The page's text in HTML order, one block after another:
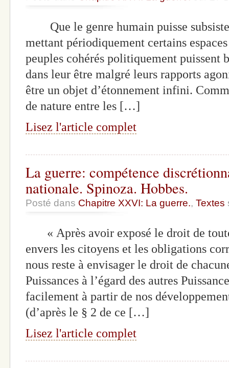
Que le genre humain puisse
mettant périodiquement certains
peuples cohérés politiquement puissent
dans leur être malgré leurs rapports
être un objet d’étonnement infini.
de nature entre les […]
Lisez l'article complet
La guerre: compétence
nationale. Spinoza. Hobbes.
Posté dans Chapitre XXVI: La guerre., Textes
« Après avoir exposé le droit de
envers les citoyens et les obligations
nous reste à envisager le droit de
Puissances à l’égard des autres
facilement à partir de nos
(d’après le § 2 de ce […]
Lisez l'article complet